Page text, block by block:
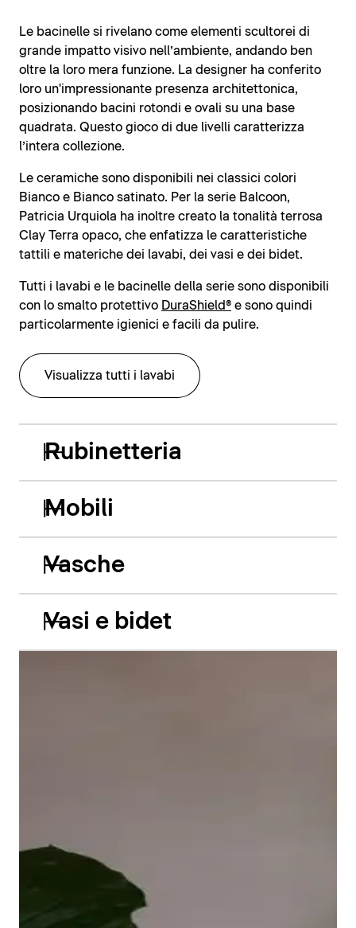
Le bacinelle si rivelano come elementi scultorei di
grande impatto visivo nell’ambiente, andando ben
oltre la loro mera funzione. La designer ha conferito
loro un'impressionante presenza architettonica,
posizionando bacini rotondi e ovali su una base
quadrata. Questo gioco di due livelli caratterizza
l’intera collezione.
Le ceramiche sono disponibili nei classici colori
Bianco e Bianco satinato. Per la serie Balcoon,
Patricia Urquiola ha inoltre creato la tonalità terrosa
Clay Terra opaco, che enfatizza le caratteristiche
tattili e materiche dei lavabi, dei vasi e dei bidet.
Tutti i lavabi e le bacinelle della serie sono disponibili
con lo smalto protettivo DuraShield® e sono quindi
particolarmente igienici e facili da pulire.
Visualizza tutti i lavabi
Rubinetteria
Mobili
Vasche
Le vasche da incasso in acrilico Balcoon riprendono
abilmente il gioco di due livelli e presentano due
caratteristiche estetiche di grande impatto: il bordo
Vasi e bidet